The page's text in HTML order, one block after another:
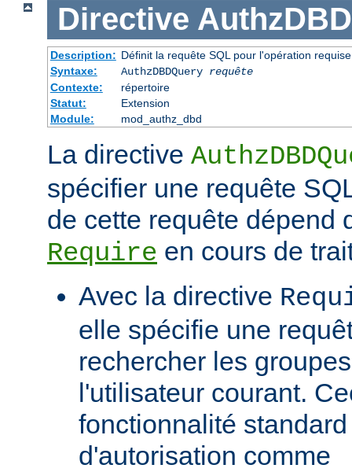
Directive
Description: Définit la requête SQL pour l'opération requise
Syntaxe:
AuthzDBDQuery requête
Contexte:
répertoire
Statut:
Extension
Module:
mod_authz_dbd
La directive
spécifier une requête
de cette requête dépend
Require en cours de
Avec la directive
elle spécifie une
rechercher les
l'utilisateur courant.
fonctionnalité
d'autorisation comme